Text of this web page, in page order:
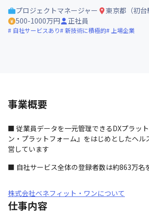
プロジェクトマネージャー
東京都（初台
500-1000万円
正社員
自社サービスあり 新技術に積極的 上場企業
事業概要
■ 従業員データを一元管理できるDXプラッ
ン・プラットフォーム』をはじめとしたヘル
営しています
■ 自社サービス全体の登録者数は約863万名
株式会社ベネフィット・ワンについて
仕事内容